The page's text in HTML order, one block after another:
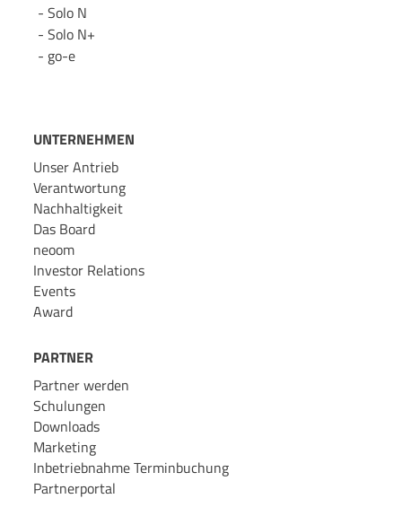
Solo N
Solo N+
go-e
UNTERNEHMEN
Unser Antrieb
Verantwortung
Nachhaltigkeit
Das Board
neoom
Investor Relations
Events
Award
PARTNER
Partner werden
Schulungen
Downloads
Marketing
Inbetriebnahme Terminbuchung
Partnerportal